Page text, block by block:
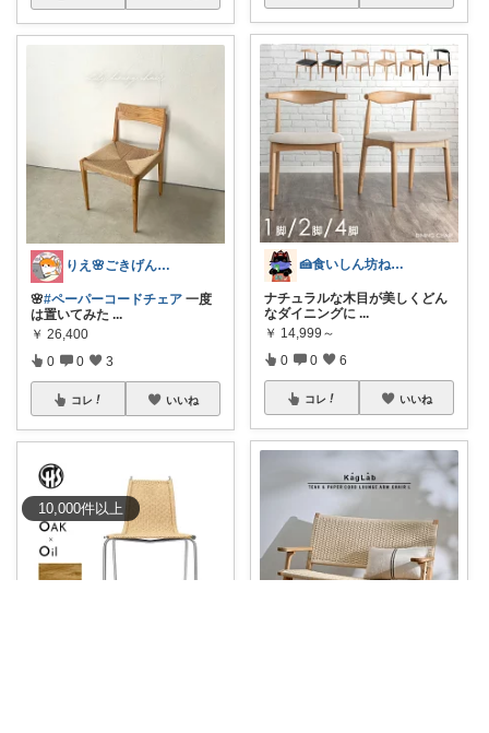
10,000件以上
りえ🌸ごきげんな暮らし🏠🌿
🌸#ペーパーコードチェア 一度
は置いてみた ...
￥ 26,400
0 0 3
コレ いいね
🍰食いしん坊ねっこ🍩毎日タロット占い
ナチュラルな木目が美しくどん
なダイニングに ...
￥ 14,999～
0 0 6
コレ いいね